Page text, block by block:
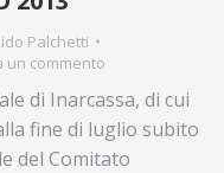
Palchetti
un commento
di Inarcassa, di cui
fine di luglio subito
del Comitato